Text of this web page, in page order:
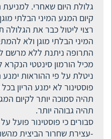
קיום המגע המיני הבלתי
המיני הבלתי מוגן ולא
התרופה ניתנת ללא מרשם
מכיל הורמון סינטטי
פוסטינור לא ימנע הריון
תהיה סמוכה יותר לקיום
תהיה גבוהה יותר.
סבורים כי פוסטינור פועל על
-עצירת שחרור הביצית